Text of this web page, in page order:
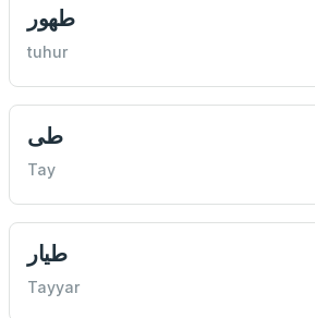
طهور
tuhur
طی
Tay
طيار
Tayyar